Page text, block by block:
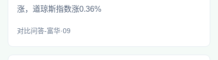
涨，道琼斯指数涨0.36%
对比问答-富华·09